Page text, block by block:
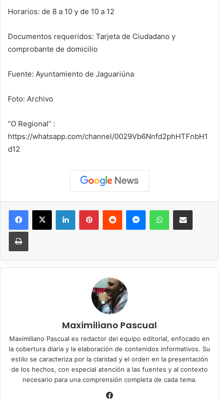
Horarios: de 8 a 10 y de 10 a 12
Documentos requeridos: Tarjeta de Ciudadano y
comprobante de domicilio
Fuente: Ayuntamiento de Jaguariúna
Foto: Archivo
“O Regional” :
https://whatsapp.com/channel/0029Vb6Nnfd2phHTFnbH1
d12
Facebook
X LinkedInPinterestReddit MessengerWhatsAppCompartir vía correo
Imprimir
Maximiliano Pascual
Maximiliano Pascual es redactor del equipo editorial, enfocado en
la cobertura diaria y la elaboración de contenidos informativos. Su
estilo se caracteriza por la claridad y el orden en la presentación
de los hechos, con especial atención a las fuentes y al contexto
necesario para una comprensión completa de cada tema.